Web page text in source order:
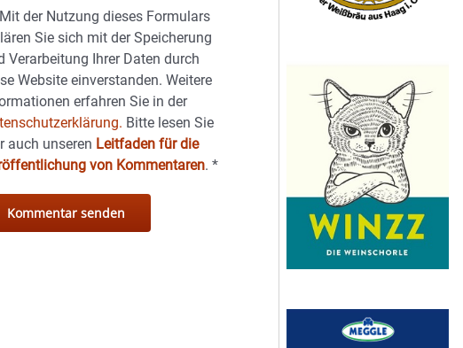
Mit der Nutzung dieses Formulars
Sie sich mit der Speicherung
Verarbeitung Ihrer Daten durch
Website einverstanden. Weitere
erfahren Sie in der
Bitte lesen Sie
auch unseren Leitfaden für die
von Kommentaren.*